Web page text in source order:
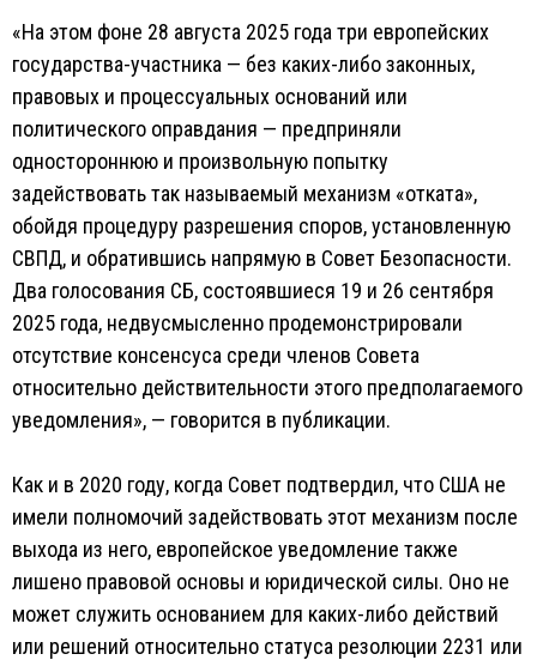
«На этом фоне 28 августа 2025 года три европейских
государства-участника — без каких-либо законных,
правовых и процессуальных оснований или
политического оправдания — предприняли
одностороннюю и произвольную попытку
задействовать так называемый механизм «отката»,
обойдя процедуру разрешения споров, установленную
СВПД, и обратившись напрямую в Совет Безопасности.
Два голосования СБ, состоявшиеся 19 и 26 сентября
2025 года, недвусмысленно продемонстрировали
отсутствие консенсуса среди членов Совета
относительно действительности этого предполагаемого
уведомления», — говорится в публикации.
Как и в 2020 году, когда Совет подтвердил, что США не
имели полномочий задействовать этот механизм после
выхода из него, европейское уведомление также
лишено правовой основы и юридической силы. Оно не
может служить основанием для каких-либо действий
или решений относительно статуса резолюции 2231 или